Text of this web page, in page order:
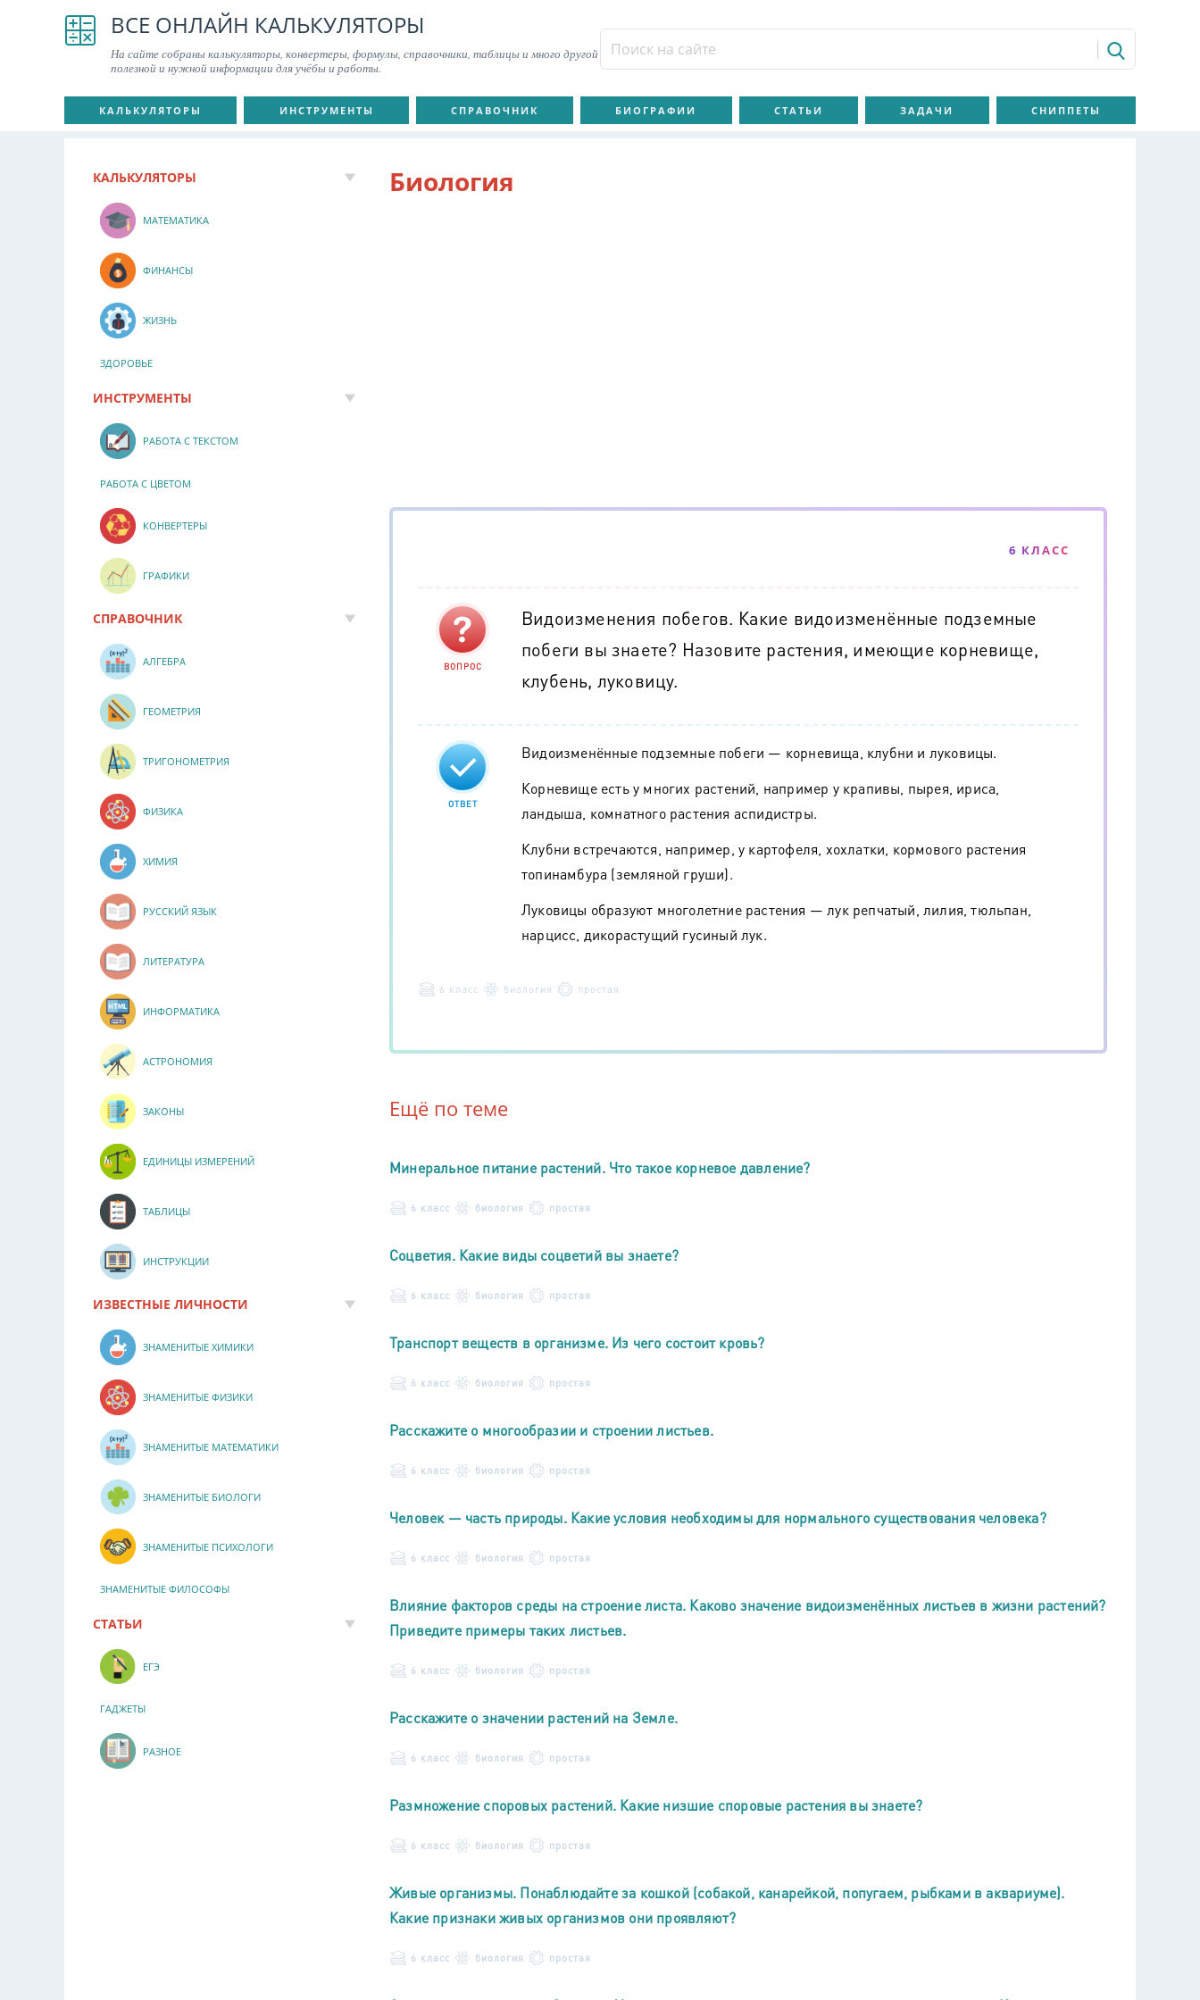
ВСЕ ОНЛАЙН КАЛЬКУЛЯТОРЫ
На сайте собраны калькуляторы, конвертеры, формулы, справочники, таблицы и много другой
полезной и нужной информации для учёбы и работы.
КАЛЬКУЛЯТОРЫ ИНСТРУМЕНТЫ СПРАВОЧНИК БИОГРАФИИ СТАТЬИ ЗАДАЧИ СНИППЕТЫ
Биология
6 КЛАСС
ВОПРОС
Видоизменения побегов. Какие видоизменённые подземные
побеги вы знаете? Назовите растения, имеющие корневище,
клубень, луковицу.
ОТВЕТ
Видоизменённые подземные побеги — корневища, клубни и луковицы.
Корневище есть у многих растений, например у крапивы, пырея, ириса,
ландыша, комнатного растения аспидистры.
Клубни встречаются, например, у картофеля, хохлатки, кормового растения
топинамбура (земляной груши).
Луковицы образуют многолетние растения — лук репчатый, лилия, тюльпан,
нарцисс, дикорастущий гусиный лук.
6 класс биология простая
Ещё по теме
Минеральное питание растений. Что такое корневое давление?
6 класс биология простая
Соцветия. Какие виды соцветий вы знаете?
6 класс биология простая
Транспорт веществ в организме. Из чего состоит кровь?
6 класс биология простая
Расскажите о многообразии и строении листьев.
6 класс биология простая
Человек — часть природы. Какие условия необходимы для нормального существования человека?
6 класс биология простая
Влияние факторов среды на строение листа. Каково значение видоизменённых листьев в жизни растений?
Приведите примеры таких листьев.
6 класс биология простая
Расскажите о значении растений на Земле.
6 класс биология простая
Размножение споровых растений. Какие низшие споровые растения вы знаете?
6 класс биология простая
Живые организмы. Понаблюдайте за кошкой (собакой, канарейкой, попугаем, рыбками в аквариуме).
Какие признаки живых организмов они проявляют?
6 класс биология простая
КАЛЬКУЛЯТОРЫ
МАТЕМАТИКА
ФИНАНСЫ
ЖИЗНЬ
ЗДОРОВЬЕ
ИНСТРУМЕНТЫ
РАБОТА С ТЕКСТОМ
РАБОТА С ЦВЕТОМ
КОНВЕРТЕРЫ
ГРАФИКИ
СПРАВОЧНИК
АЛГЕБРА
ГЕОМЕТРИЯ
ТРИГОНОМЕТРИЯ
ФИЗИКА
ХИМИЯ
РУССКИЙ ЯЗЫК
ЛИТЕРАТУРА
ИНФОРМАТИКА
АСТРОНОМИЯ
ЗАКОНЫ
ЕДИНИЦЫ ИЗМЕРЕНИЙ
ТАБЛИЦЫ
ИНСТРУКЦИИ
ИЗВЕСТНЫЕ ЛИЧНОСТИ
ЗНАМЕНИТЫЕ ХИМИКИ
ЗНАМЕНИТЫЕ ФИЗИКИ
ЗНАМЕНИТЫЕ МАТЕМАТИКИ
ЗНАМЕНИТЫЕ БИОЛОГИ
ЗНАМЕНИТЫЕ ПСИХОЛОГИ
ЗНАМЕНИТЫЕ ФИЛОСОФЫ
СТАТЬИ
ЕГЭ
ГАДЖЕТЫ
РАЗНОЕ